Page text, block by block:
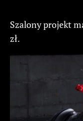
Szalony projekt
zł.